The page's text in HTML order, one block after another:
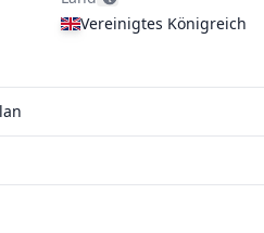
Vereinigtes Königreich